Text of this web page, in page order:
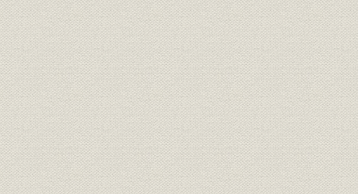
強い企業体質を目指す―
第1節 混沌とした経済環境の中、経営基盤充実へ
量産品の拡販と合理化―滋賀ポンプ工場の建設と真空ろう付
航空機器事業への設備投資、滋賀航機工場を建設
LNG気化装置の納入数増加と改良開発
定年延長